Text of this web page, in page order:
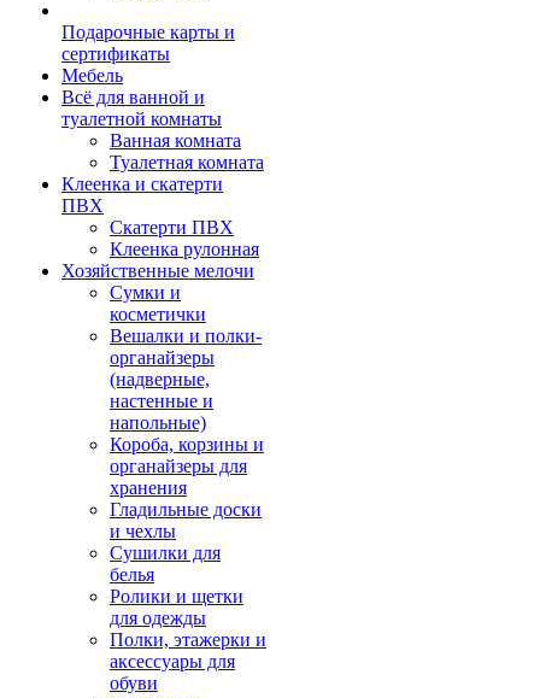
Подарочные карты и
сертификаты
Мебель
Всё для ванной и
туалетной комнаты
Ванная комната
Туалетная комната
Клеенка и скатерти
ПВХ
Скатерти ПВХ
Клеенка рулонная
Хозяйственные мелочи
Сумки и
косметички
Вешалки и полки-
органайзеры
(надверные,
настенные и
напольные)
Короба, корзины и
органайзеры для
хранения
Гладильные доски
и чехлы
Сушилки для
белья
Ролики и щетки
для одежды
Полки, этажерки и
аксессуары для
обуви